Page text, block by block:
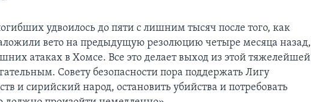
удвоилось до пяти с лишним тысяч после того, как
вето на предыдущую резолюцию четыре месяца назад,
атаках в Хомсе. Все это делает выход из этой тяжелейшей
Совету безопасности пора поддержать Лигу
и сирийский народ, остановить убийства и потребовать